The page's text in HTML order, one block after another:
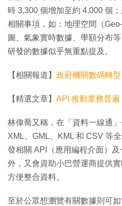
時 3,300 個增加至約 4,000 個
相關事項，如：地理空間（
圖、氣象實時數據、學額分布
研發的數據似乎無重點提及。
【相關報道】 政府機關數碼轉
【精選文章】 API 推動業務普
林偉喬又稱，在「資料一線通
XML、GML、KML 和 CSV 等
發相關 API（應用編程介面）
外，又會資助小巴營運商提供
方便整合資料。
至於公眾想瀏覽有關數據則可